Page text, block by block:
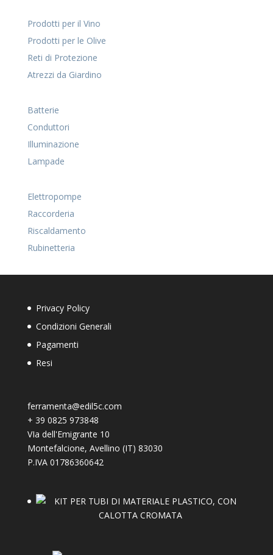
Prodotti per il Vino
Prodotti per le Olive
Reti di Protezione
Atrezzi da Giardino
Batterie
Conduttori
Illuminazione
Lampade
Elettropompe
Raccorderia
Riscaldamento
Rubinetteria
Privacy Policy
Condizioni Generali
Pagamenti
Resi
ferramenta@edil5c.com
+ 39 0825 973848
VIa dell'Emigrante 10
Montefalcione, Avellino (IT) 83030
P.IVA 01786360642